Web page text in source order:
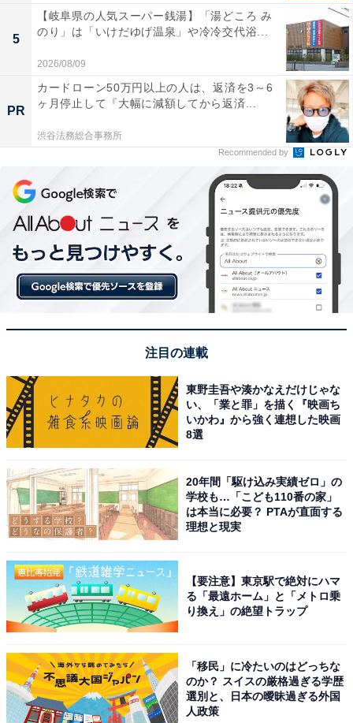
5
【岐阜県の人気スーパー銭湯】「湯どころ み
のり」は「いけだゆげ温泉」や冷冷交代浴...
2026/08/09
PR
カードローン50万円以上の人は、返済を3～6
ヶ月停止して『大幅に減額してから返済...
渋谷法務総合事務所
Recommended by
注目の連載
東野圭吾や湊かなえだけじゃな
い、「業と罪」を描く『映画ち
いかわ』から強く連想した映画
8選
20年間「駆け込み実績ゼロ」の
学校も…「こども110番の家」
は本当に必要？ PTAが直面する
理想と現実
【要注意】東京駅で絶対にハマ
る「最遠ホーム」と「メトロ乗
り換え」の絶望トラップ
「移民」に冷たいのはどっちな
のか？ スイスの厳格過ぎる学歴
選別と、日本の曖昧過ぎる外国
人政策